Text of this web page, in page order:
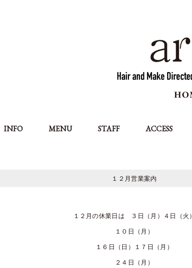
INFO MENU STAFF ACCESS
１２月営業案内
１２月の休業日は ３日（月）４日（火）
１０日（月）
１６日（日）１７日（月）
２４日（月）